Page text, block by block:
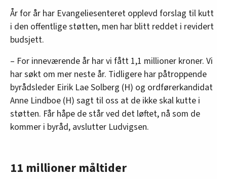
År for år har Evangeliesenteret opplevd forslag til kutt
i den offentlige støtten, men har blitt reddet i revidert
budsjett.
– For inneværende år har vi fått 1,1 millioner kroner. Vi
har søkt om mer neste år. Tidligere har påtroppende
byrådsleder Eirik Lae Solberg (H) og ordførerkandidat
Anne Lindboe (H) sagt til oss at de ikke skal kutte i
støtten. Får håpe de står ved det løftet, nå som de
kommer i byråd, avslutter Ludvigsen.
11 millioner måltider